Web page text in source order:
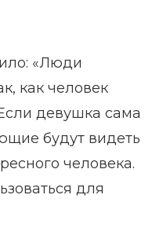
«Люди
как человек
девушка сама
будут видеть
человека.
для